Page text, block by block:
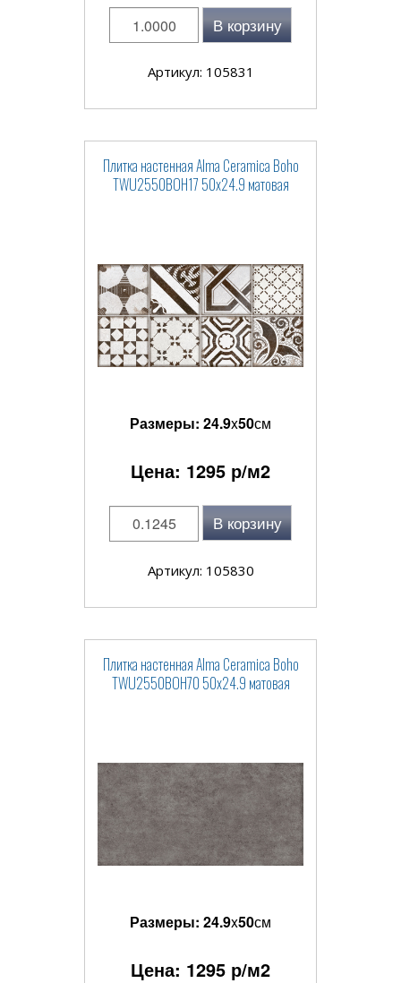
В корзину
Артикул: 105831
Плитка настенная Alma Ceramica Boho
TWU2550BOH17 50x24.9 матовая
Размеры: 24.9x50см
Цена: 1295 р/м2
В корзину
Артикул: 105830
Плитка настенная Alma Ceramica Boho
TWU2550BOH70 50x24.9 матовая
Размеры: 24.9x50см
Цена: 1295 р/м2